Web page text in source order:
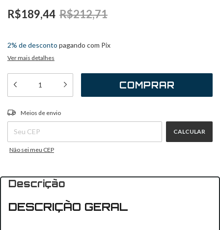
R$189,44 R$212,71
2% de desconto pagando com Pix
Ver mais detalhes
Entregas para o CEP:
Meios de envio
CALCULAR
Não sei meu CEP
Descrição
DESCRIÇÃO GERAL